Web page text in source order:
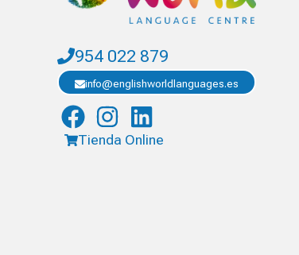
954 022 879
info@englishworldlanguages.es
Tienda Online